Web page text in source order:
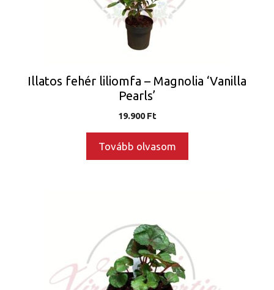
Illatos fehér liliomfa – Magnolia ‘Vanilla
Pearls’
19.900Ft
Tovább olvasom